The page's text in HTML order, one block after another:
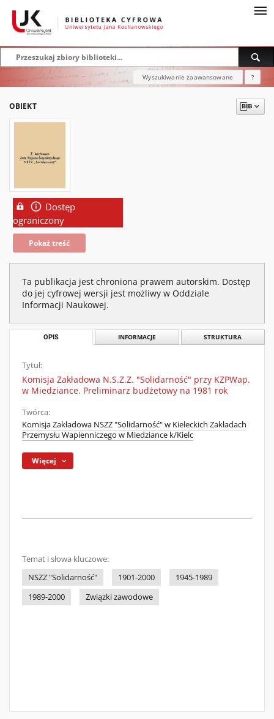
Wyszukiwanie zaawansowane ?
OBIEKT
Dostęp
ograniczony
Pokaż treść
Ta publikacja jest chroniona prawem autorskim. Dostęp
do jej cyfrowej wersji jest możliwy w Oddziale
Informacji Naukowej.
OPIS INFORMACJE STRUKTURA
Tytuł:
Komisja Zakładowa N.S.Z.Z. "Solidarność" przy KZPWap.
w Miedziance. Preliminarz budżetowy na 1981 rok
Twórca:
Komisja Zakładowa NSZZ "Solidarność" w Kieleckich Zakładach
Przemysłu Wapienniczego w Miedziance k/Kielc
Więcej
Temat i słowa kluczowe:
NSZZ "Solidarność"
1901-2000
1945-1989
1989-2000
Związki zawodowe